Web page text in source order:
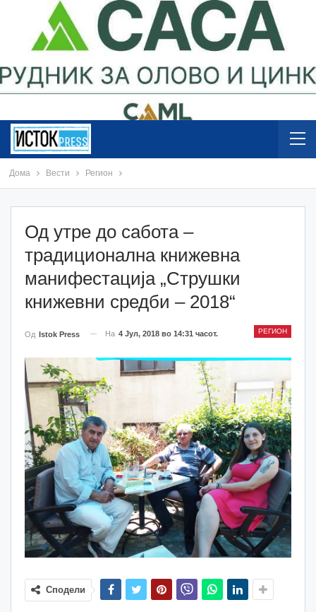
Дома Вести Регион
Од утре до сабота –
традиционална книжевна
манифестација „Струшки
книжевни средби – 2018“
РЕГИОН
Од Istok Press На 4 Јул, 2018 во 14:31 часот.
Сподели